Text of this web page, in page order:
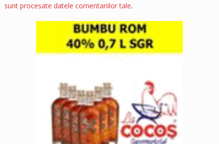
sunt procesate datele comentariilor tale.